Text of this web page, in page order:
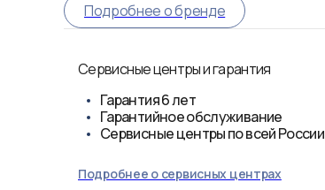
Подробнее о бренде
Сервисные центры и гарантия
Гарантия6 лет
Гарантийное обслуживание
Сервисные центры по всей России
Подробнее о сервисных центрах